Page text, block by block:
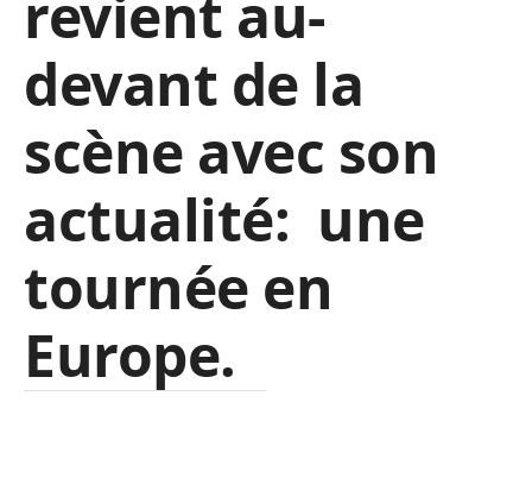
revient au-
devant de la
scène avec son
actualité: une
tournée en
Europe.